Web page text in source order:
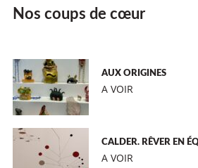
Nos coups de cœur
AUX ORIGINES
A VOIR
CALDER. RÊVER EN
A VOIR